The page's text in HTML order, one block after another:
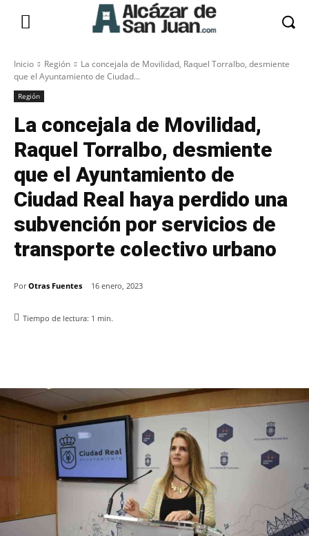
Inicio Región
La concejala de Movilidad, Raquel Torralbo, desmiente
que el Ayuntamiento de Ciudad...
Región
La concejala de Movilidad,
Raquel Torralbo, desmiente
que el Ayuntamiento de
Ciudad Real haya perdido una
subvención por servicios de
transporte colectivo urbano
Por Otras Fuentes 16 enero, 2023
Tiempo de lectura: 1 min.